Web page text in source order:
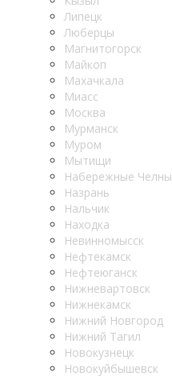
Липецк
Люберцы
Магнитогорск
Майкоп
Махачкала
Миасс
Москва
Мурманск
Муром
Мытищи
Набережные Челны
Назрань
Нальчик
Находка
Невинномысск
Нефтекамск
Нефтеюганск
Нижневартовск
Нижнекамск
Нижний Новгород
Нижний Тагил
Новокузнецк
Новокуйбышевск